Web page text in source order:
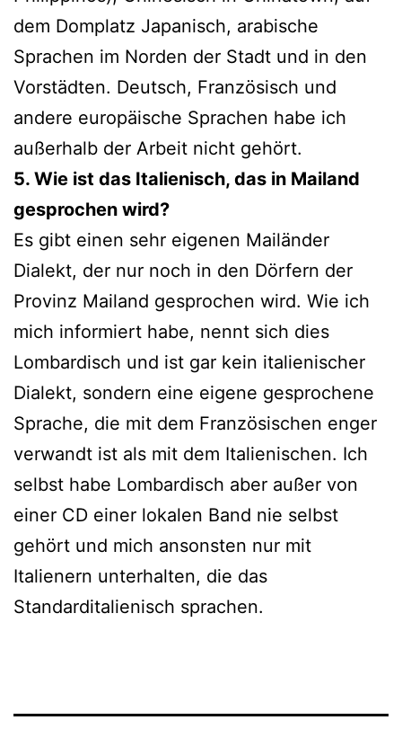
dem Domplatz Japanisch, ara­bi­sche
Sprachen im Norden der Stadt und in den
Vorstädten. Deutsch, Französisch und
ande­re euro­päi­sche Sprachen habe ich
außer­halb der Arbeit nicht gehört.
5. Wie ist das Italienisch, das in Mailand
gespro­chen wird?
Es gibt einen sehr eige­nen Mailänder
Dialekt, der nur noch in den Dörfern der
Provinz Mailand gespro­chen wird. Wie ich
mich infor­miert habe, nennt sich dies
Lombardisch und ist gar kein ita­lie­ni­scher
Dialekt, son­dern eine eige­ne gespro­che­ne
Sprache, die mit dem Französischen enger
ver­wandt ist als mit dem Italienischen. Ich
selbst habe Lombardisch aber außer von
einer CD einer loka­len Band nie selbst
gehört und mich ansons­ten nur mit
Italienern unter­hal­ten, die das
Standarditalienisch sprachen.